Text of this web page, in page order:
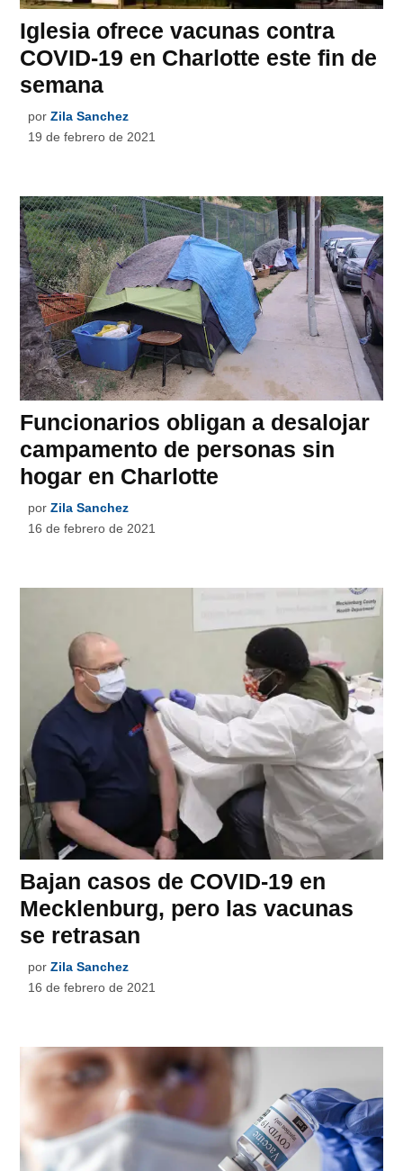
Iglesia ofrece vacunas contra
COVID-19 en Charlotte este fin de
semana
por Zila Sanchez
19 de febrero de 2021
Funcionarios obligan a desalojar
campamento de personas sin
hogar en Charlotte
por Zila Sanchez
16 de febrero de 2021
Bajan casos de COVID-19 en
Mecklenburg, pero las vacunas
se retrasan
por Zila Sanchez
16 de febrero de 2021